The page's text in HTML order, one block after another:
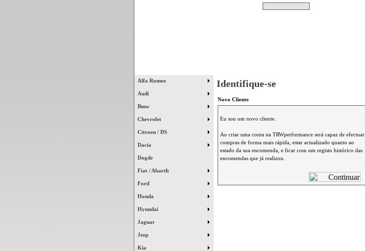
Alfa Romeo
Audi
Bmw
Chevrolet
Citroen / DS
Dacia
Dogde
Fiat / Abarth
Ford
Honda
Hyundai
Jaguar
Jeep
Kia
Identifique-se
Novo Cliente
Eu sou um novo cliente.
Ao criar uma conta na TRWperformance será capaz de efectuar
compras de forma mais rápida, estar actualizado quanto ao
estado da sua encomenda, e ficar com um registo histórico das
encomendas que já realizou.